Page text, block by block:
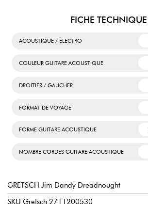
FICHE TECHNIQUE
ACOUSTIQUE / ELECTRO
COULEUR GUITARE ACOUSTIQUE
DROITIER / GAUCHER
FORMAT DE VOYAGE
FORME GUITARE ACOUSTIQUE
NOMBRE CORDES GUITARE ACOUSTIQUE
GRETSCH Jim Dandy Dreadnought
SKU Gretsch 2711200530